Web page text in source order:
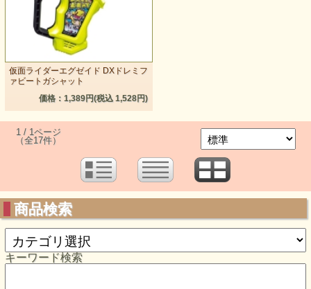
仮面ライダーエグゼイド DXドレミフ
ァビートガシャット
価格：1,389円(税込 1,528円)
1 / 1ページ
（全17件）
商品検索
キーワード検索